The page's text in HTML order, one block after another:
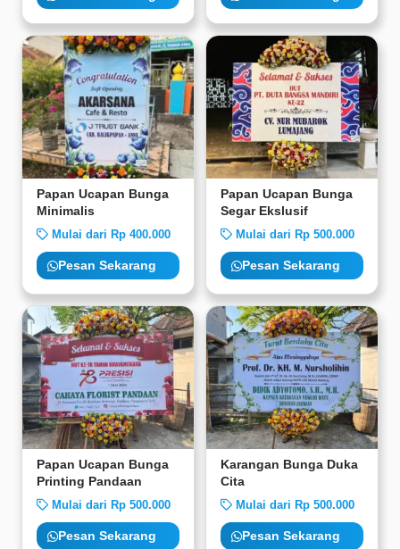
Papan Ucapan Bunga
Minimalis
Mulai dari Rp 400.000
Pesan Sekarang
Papan Ucapan Bunga
Segar Ekslusif
Mulai dari Rp 500.000
Pesan Sekarang
Papan Ucapan Bunga
Printing Pandaan
Mulai dari Rp 500.000
Pesan Sekarang
Karangan Bunga Duka
Cita
Mulai dari Rp 500.000
Pesan Sekarang